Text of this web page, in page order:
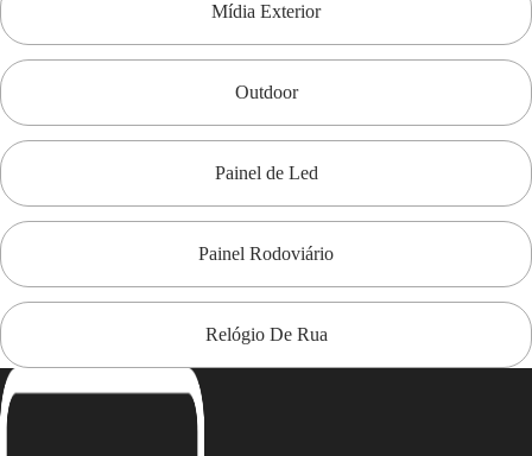
Mídia Exterior
Outdoor
Painel de Led
Painel Rodoviário
Relógio De Rua